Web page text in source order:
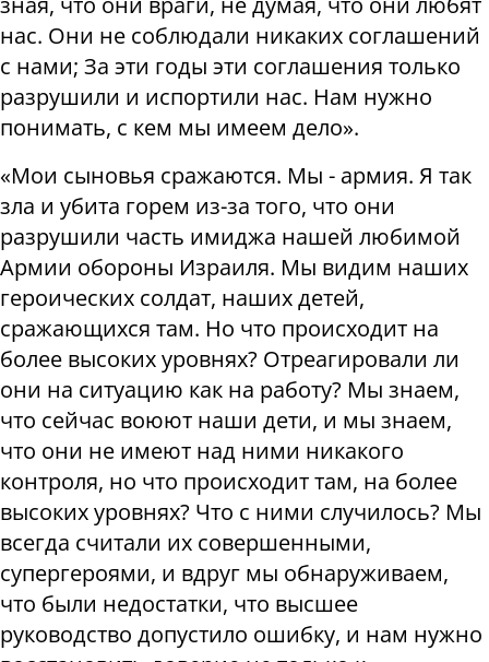
нас. Они не соблюдали никаких соглашений
с нами; За эти годы эти соглашения только
разрушили и испортили нас. Нам нужно
понимать, с кем мы имеем дело».
«Мои сыновья сражаются. Мы - армия. Я так
зла и убита горем из-за того, что они
разрушили часть имиджа нашей любимой
Армии обороны Израиля. Мы видим наших
героических солдат, наших детей,
сражающихся там. Но что происходит на
более высоких уровнях? Отреагировали ли
они на ситуацию как на работу? Мы знаем,
что сейчас воюют наши дети, и мы знаем,
что они не имеют над ними никакого
контроля, но что происходит там, на более
высоких уровнях? Что с ними случилось? Мы
всегда считали их совершенными,
супергероями, и вдруг мы обнаруживаем,
что были недостатки, что высшее
руководство допустило ошибку, и нам нужно